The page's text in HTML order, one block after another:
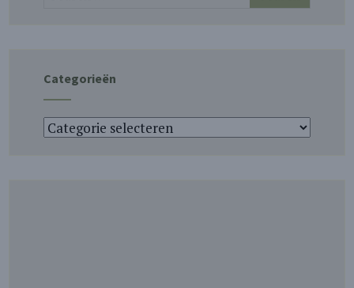
Categorieën
Categorieën